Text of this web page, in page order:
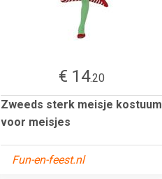
€ 14.20
Zweeds sterk meisje kostuum
voor meisjes
Fun-en-feest.nl